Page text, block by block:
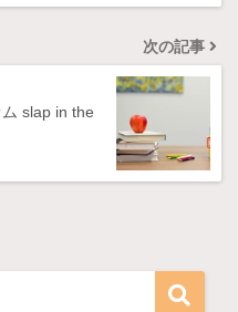
次の記事
ム slap in the